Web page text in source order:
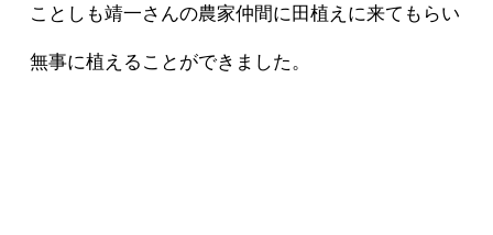
ことしも靖一さんの農家仲間に田植えに来てもらい
無事に植えることができました。